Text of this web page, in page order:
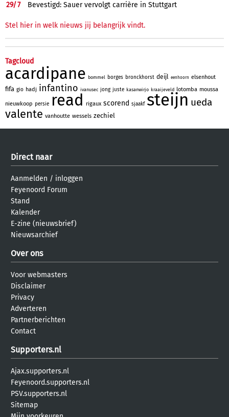
29/7 Bevestigd: Sauer vervolgt carrière in Stuttgart
Stel hier in welk nieuws jij belangrijk vindt.
Tagcloud
acardipane bommel borges bronckhorst deijl eenhoorn elsenhout
fifa gio hadj infantino ivanusec jong juste kasanwirjo kraaijeveld lotomba moussa
nieuwkoop persie read rigaux scorend sjaakf steijn ueda
valente vanhoutte wessels zechiel
Direct naar
Aanmelden / inloggen
Feyenoord Forum
Stand
Kalender
E-zine (nieuwsbrief)
Nieuwsarchief
Over ons
Voor webmasters
Disclaimer
Privacy
Adverteren
Partnerberichten
Contact
Supporters.nl
Ajax.supporters.nl
Feyenoord.supporters.nl
PSV.supporters.nl
Sitemap